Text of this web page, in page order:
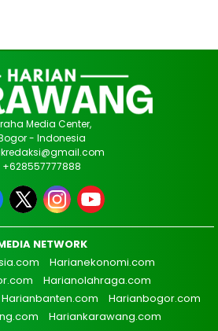
Media Center,
- Indonesia
+628557777888
NETWORK
Harianekonomi.com
Harianolahraga.com
Harianbanten.com
Harianbogor.com
Hariankarawang.com